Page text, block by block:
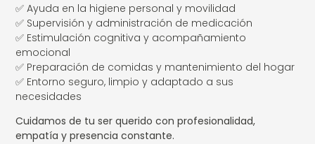
✅ Ayuda en la higiene personal y movilidad
✅ Supervisión y administración de medicación
✅ Estimulación cognitiva y acompañamiento
emocional
✅ Preparación de comidas y mantenimiento del hogar
✅ Entorno seguro, limpio y adaptado a sus
necesidades
Cuidamos de tu ser querido con profesionalidad,
empatía y presencia constante.